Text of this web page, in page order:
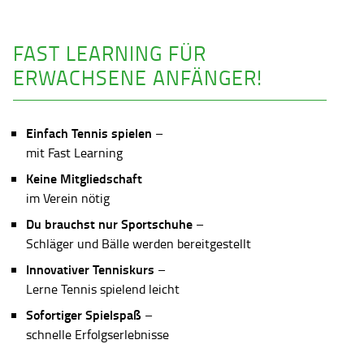
FAST LEARNING FÜR
ERWACHSENE ANFÄNGER!
Einfach Tennis spielen –
mit Fast Learning
Keine Mitgliedschaft
im Verein nötig
Du brauchst nur Sportschuhe –
Schläger und Bälle werden bereitgestellt
Innovativer Tenniskurs –
Lerne Tennis spielend leicht
Sofortiger Spielspaß –
schnelle Erfolgserlebnisse